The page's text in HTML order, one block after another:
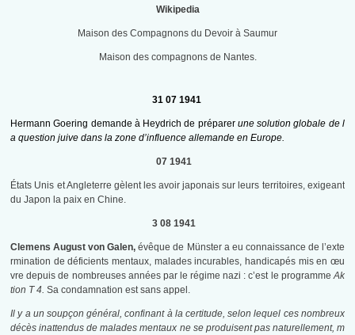
Wikipedia
Maison des Compagnons du Devoir à Saumur
Maison des compagnons de Nantes.
31 07 1941
Hermann Goering demande à Heydrich de préparer une solution globale de l
a question juive dans la zone d’influence allemande en Europe.
07 1941
États Unis et Angleterre gèlent les avoir japonais sur leurs territoires, exigeant
du Japon la paix en Chine.
3 08 1941
Clemens August von Galen,évêque de Münster a eu connaissance de l’exte
rmination de déficients mentaux, malades incurables, handicapés mis en œu
vre depuis de nombreuses années par le régime nazi : c’est le programmeAk
tion T 4. Sa condamnation est sans appel.
Il y a un soupçon général, confinant à la certitude, selon lequel ces nombreux
décès inattendus de malades mentaux ne se produisent pas naturellement, m